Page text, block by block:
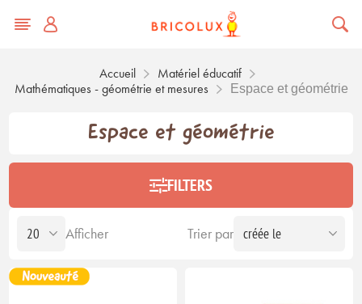
Accueil
Matériel éducatif
Mathématiques - géométrie et mesures
Espace et géométrie
Espace et géométrie
FILTERS
Trier par
Afficher